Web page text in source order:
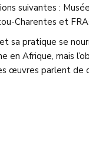
suivantes :
Charentes et
pratique se
Afrique, mais
œuvres parlent de